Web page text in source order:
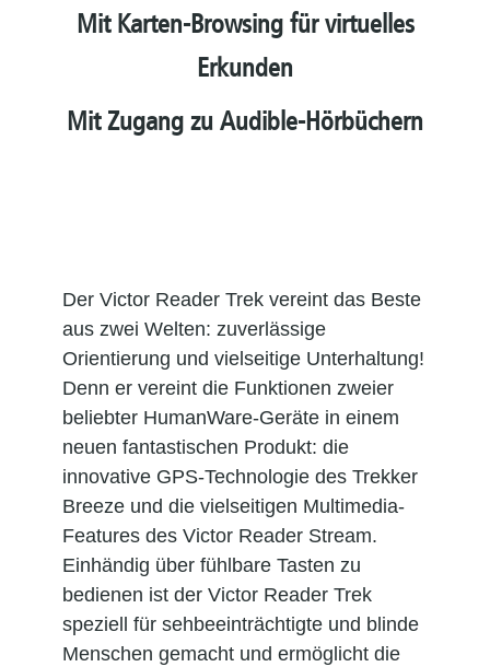
Mit Karten-Browsing für virtuelles
Erkunden
Mit Zugang zu Audible-Hörbüchern
Der Victor Reader Trek vereint das Beste
aus zwei Welten: zuverlässige
Orientierung und vielseitige Unterhaltung!
Denn er vereint die Funktionen zweier
beliebter HumanWare-Geräte in einem
neuen fantastischen Produkt: die
innovative GPS-Technologie des Trekker
Breeze und die vielseitigen Multimedia-
Features des Victor Reader Stream.
Einhändig über fühlbare Tasten zu
bedienen ist der Victor Reader Trek
speziell für sehbeeinträchtigte und blinde
Menschen gemacht und ermöglicht die